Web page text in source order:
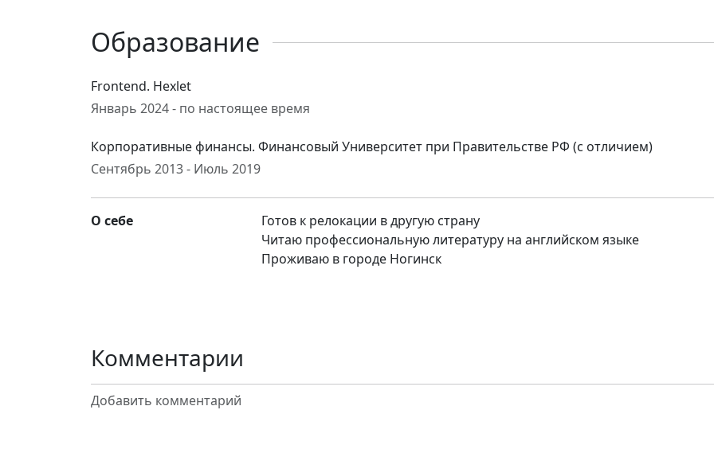
Образование
Frontend. Hexlet
Январь 2024 - по настоящее время
Корпоративные финансы. Финансовый Университет при Правительстве РФ (с отличием)
Сентябрь 2013 - Июль 2019
О себе
Готов к релокации в другую страну
Читаю профессиональную литературу на английском языке
Проживаю в городе Ногинск
Комментарии
Добавить комментарий